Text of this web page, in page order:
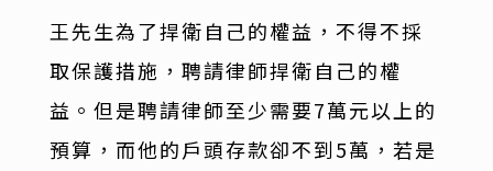
王先生為了捍衛自己的權益，不得不採
取保護措施，聘請律師捍衛自己的權
益。但是聘請律師至少需要7萬元以上的
預算，而他的戶頭存款卻不到5萬，若是